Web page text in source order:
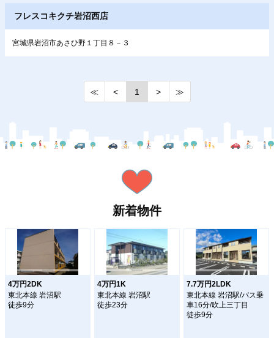
フレスコキクチ岩沼西店
宮城県岩沼市あさひ野１丁目８－３
≪ < 1 > ≫
新着物件
4万円2DK
東北本線 岩沼駅
徒歩9分
4万円1K
東北本線 岩沼駅
徒歩23分
7.7万円2LDK
東北本線 岩沼駅/バス乗
車16分/吹上三丁目
徒歩9分